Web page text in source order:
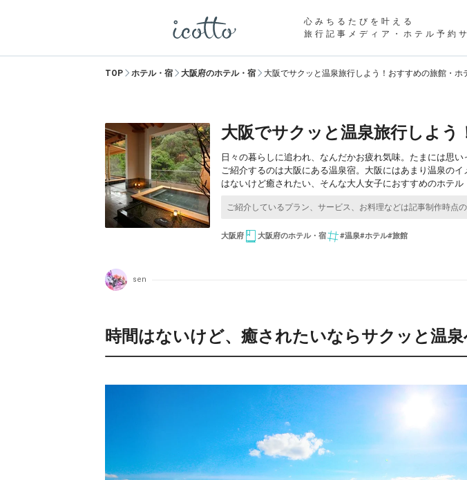
心みちるたびを叶える
旅行記事メディア・ホテル予約
TOP ホテル・宿 大阪府のホテル・宿 大阪でサクッと温泉旅行しよう！おすすめの旅館・ホ
大阪でサクッと温泉旅行しよ
日々の暮らしに追われ、なんだかお疲れ気味。たまには思
ご紹介するのは大阪にある温泉宿。大阪にはあまり温泉の
はないけど癒されたい、そんな大人女子におすすめのホテル
大阪府 大阪府のホテル・宿 #温泉#ホテル#旅館
sen
時間はないけど、癒されたいならサクッと温